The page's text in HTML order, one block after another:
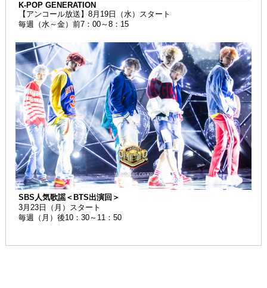
K-POP GENERATION
【アンコール放送】8月19日（水）スタート
毎週（水～金）前7：00～8：15
SBS人気歌謡＜BTS出演回＞
3月23日（月）スタート
毎週（月）後10：30～11：50